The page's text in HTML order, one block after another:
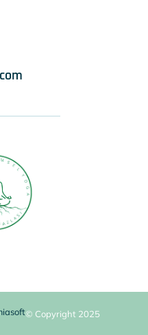
© Copyright 2025